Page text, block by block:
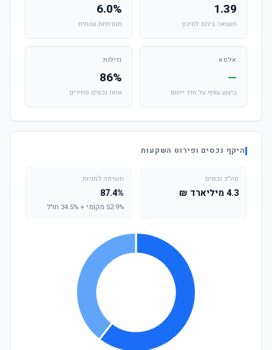
1.39
תשואה ביחס לסיכון
6.0%
תנודתיות שנתית
אלפא
—
ביצוע עודף על מדד ייחוס
נזילות
86%
אחוז נכסים סחירים
היקף נכסים ופירוט השקעות
סה"כ נכסים
4.3 מיליארד ₪
חשיפה למניות
87.4%
52.9% מקומי + 34.5% חו"ל